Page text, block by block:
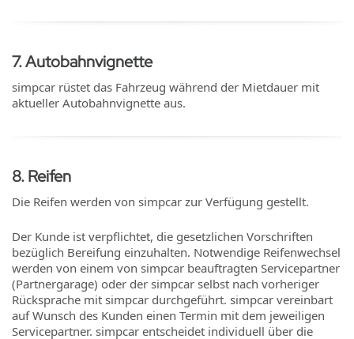
7.Autobahnvignette
simpcar rüstet das Fahrzeug während der Mietdauer mit
aktueller Autobahnvignette aus.
8.Reifen
Die Reifen werden von simpcar zur Verfügung gestellt.
Der Kunde ist verpflichtet, die gesetzlichen Vorschriften
bezüglich Bereifung einzuhalten. Notwendige Reifenwechsel
werden von einem von simpcar beauftragten Servicepartner
(Partnergarage) oder der simpcar selbst nach vorheriger
Rücksprache mit simpcar durchgeführt. simpcar vereinbart
auf Wunsch des Kunden einen Termin mit dem jeweiligen
Servicepartner. simpcar entscheidet individuell über die